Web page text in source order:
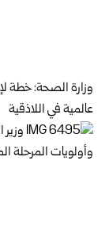
وزارة الصحة: خطة
عالمية في اللاذقية